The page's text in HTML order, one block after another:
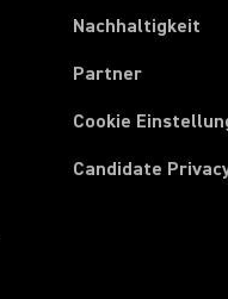
Nachhaltigkeit
Partner
Cookie
Candidate